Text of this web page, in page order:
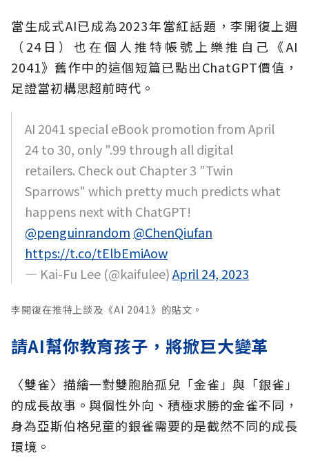
當生成式AI已成為2023年當紅話題，李開復上週
（24日）也在個人推特帳號上樂推自己《AI
2041》舊作中的這個短篇已點出ChatGPT價值，
足證當初構思超前時代。
AI 2041 special eBook promotion from April
24 to 30, only ".99 through all digital
retailers. Check out Chapter 3 "Twin
Sparrows" which pretty much predicts what
happens next with ChatGPT!
@penguinrandom @ChenQiufan
https://t.co/tElbEmiAow
— Kai-Fu Lee (@kaifulee)April 24, 2023
李開復在推特上談及《AI 2041》的貼文。
請AI幫你教育孩子，將掀巨大變革
〈雙雀〉描繪一對雙胞胎孤兒「金雀」與「銀雀」
的成長故事。與個性外向、積極求勝的金雀不同，
身為亞斯伯格兒童的銀雀需要的是截然不同的成長
環境。